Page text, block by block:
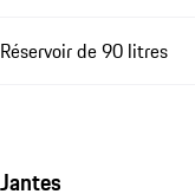
Réservoir de 90 litres
Jantes